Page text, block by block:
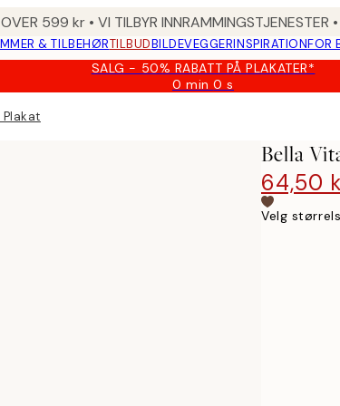
599 kr • VI TILBYR INNRAMMINGSTJENESTER
& TILBEHØRTILBUDBILDEVEGGERINSPIRATIONFOR
SALG - 50% RABATT PÅ PLAKATER*
0 min0 s
Gyldig
Bella
64,50
Velg